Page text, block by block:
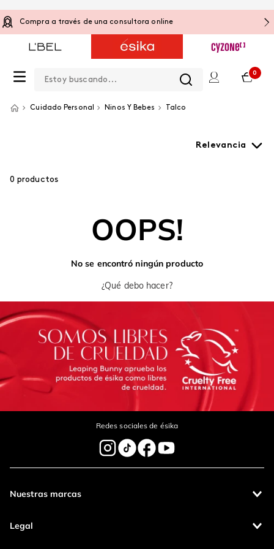
Compra a través de una consultora online
0
Cuidado Personal Ninos Y Bebes Talco
Relevancia
0 productos
OOPS!
No se encontró ningún producto
¿Qué debo hacer?
Redes sociales de ésika
Nuestras marcas
Legal